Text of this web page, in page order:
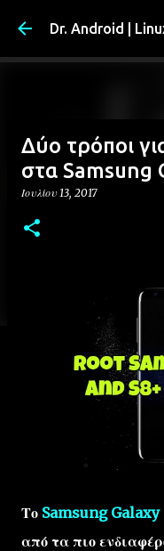
Μετάβαση
Dr. Android |
Δύο τρόποι
στα Samsung
Ιουλίου 13, 2017
Το Samsung Galaxy
από τα πιο